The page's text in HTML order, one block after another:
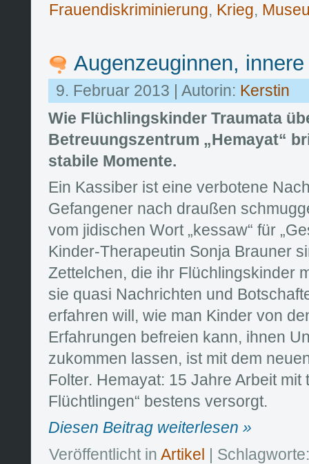
Frauendiskriminierung, Krieg,
Augenzeuginnen,
9. Februar 2013 | Autorin: Kerstin
Wie Flüchlingskinder Traumata
Betreuungszentrum „Hemayat“
stabile Momente.
Ein Kassiber ist eine verbotene
Gefangener nach draußen
vom jidischen Wort „kessaw“ für
Kinder-Therapeutin Sonja Brauner
Zettelchen, die ihr Flüchlingskinder
sie quasi Nachrichten und
erfahren will, wie man Kinder von
Erfahrungen befreien kann, ihnen
zukommen lassen, ist mit dem
Folter. Hemayat: 15 Jahre Arbeit mit
Flüchtlingen“ bestens versorgt.
Diesen Beitrag weiterlesen »
Veröffentlicht in Artikel |